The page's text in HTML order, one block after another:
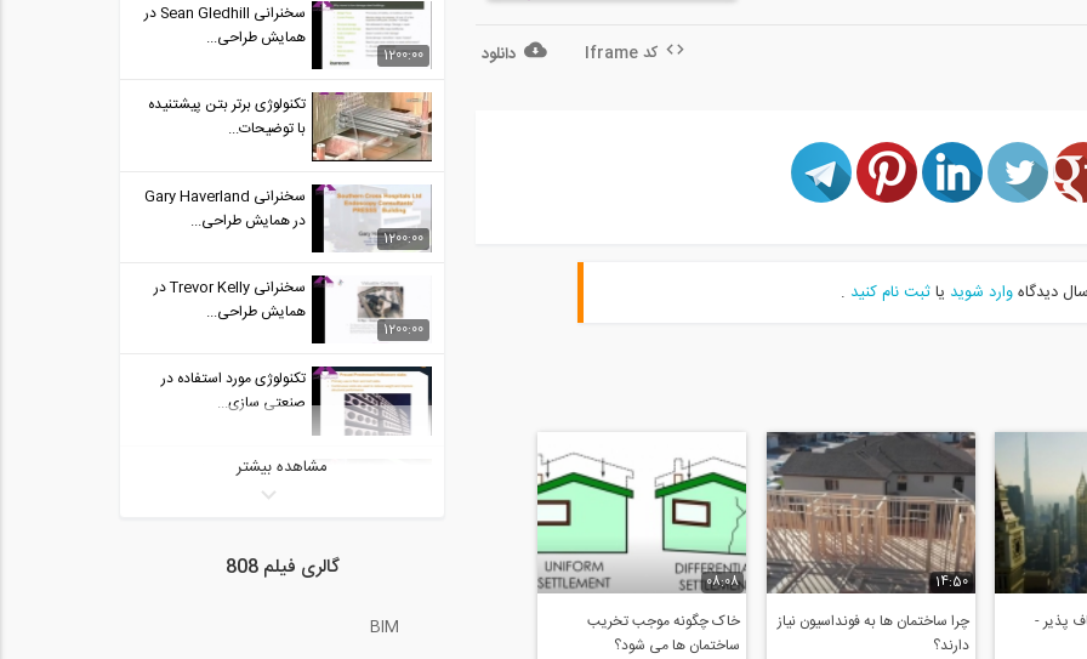
دانلود کد Iframe
دیدگاهوارد شوید یاثبت نام کنید .
پذیر -
14:50
چرا ساختمان ها به فونداسیون نیاز
دارند؟
08:08
خاک چگونه موجب تخریب
ساختمان ها می شود؟
1200:00
سخنرانی Sean Gledhill در
همایش طراحی...
تکنولوژی برتر بتن پیشتنیده
با توضیحات...
1200:00
سخنرانی Gary Haverland
در همایش طراحی...
1200:00
سخنرانی Trevor Kelly در
همایش طراحی...
تکنولوژی مورد استفاده در
صنعتی سازی...
نکات آموزشی با الکترود
7018 کم هیدروژن...
سخنرانی انجمن بتن آمریکا
در مورد خرپای...
مشاهده بیشتر
گالری فیلم 808
BIM